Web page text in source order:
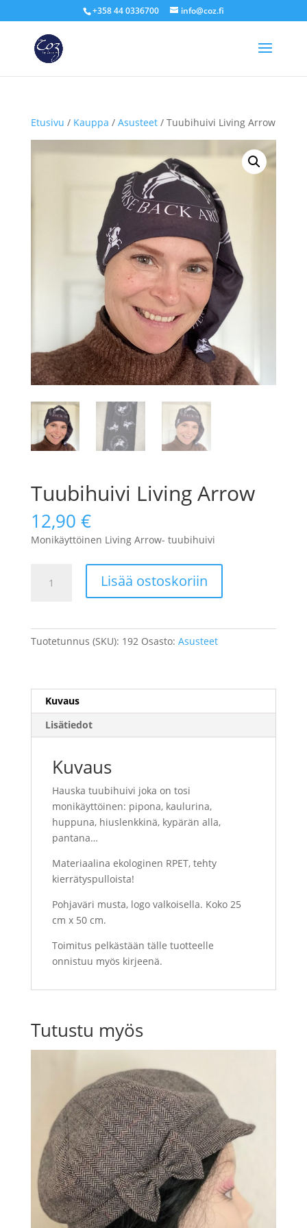
+358 44 0336700 info@coz.fi
Etusivu / Kauppa / Asusteet/ Tuubihuivi Living Arrow
Tuubihuivi Living Arrow
12,90 €
Monikäyttöinen Living Arrow- tuubihuivi
Living
Lisää ostoskoriin
Tuotetunnus (SKU): 192 Osasto: Asusteet
Kuvaus
Lisätiedot
Kuvaus
Hauska tuubihuivi joka on tosi
monikäyttöinen: pipona, kaulurina,
huppuna, hiuslenkkinä, kypärän alla,
pantana…
Materiaalina ekologinen RPET, tehty
kierrätyspulloista!
Pohjaväri musta, logo valkoisella. Koko 25
cm x 50 cm.
Toimitus pelkästään tälle tuotteelle
onnistuu myös kirjeenä.
Tutustu myös